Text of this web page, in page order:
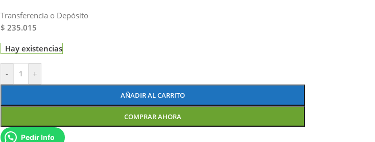
Transferencia o Depósito
$ 235.015
Hay existencias
- +
AÑADIR AL CARRITO
COMPRAR AHORA
Pedir Info